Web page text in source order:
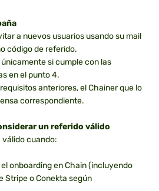
a nuevos usuarios usando su mail
código de referido.
si cumple con las
en el punto 4.
anteriores, el Chainer que lo
correspondiente.
un referido válido
válido cuando:
onboarding en Chain (incluyendo
Stripe o Conekta según